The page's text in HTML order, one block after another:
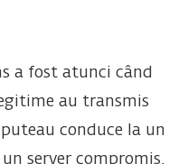
a fost atunci când
au transmis
conduce la un
server compromis.